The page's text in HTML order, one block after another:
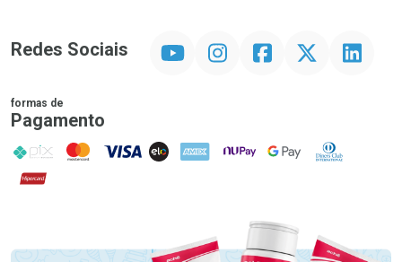
Redes Sociais InstagramFacebookTwitter Linkedin
formas de
Pagamento
PIX MasterCard
VISA ELO AMEX NuPay Google PayDiners Club
Hipercard
Promoção em Destaque